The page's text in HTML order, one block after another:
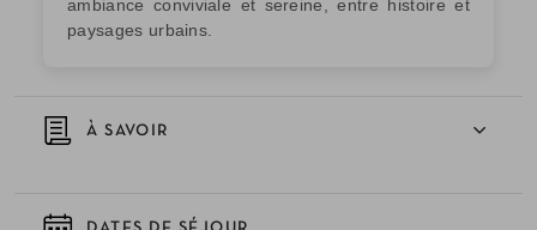
À SAVOIR
ambiance conviviale et sereine, entre histoire et
paysages urbains.